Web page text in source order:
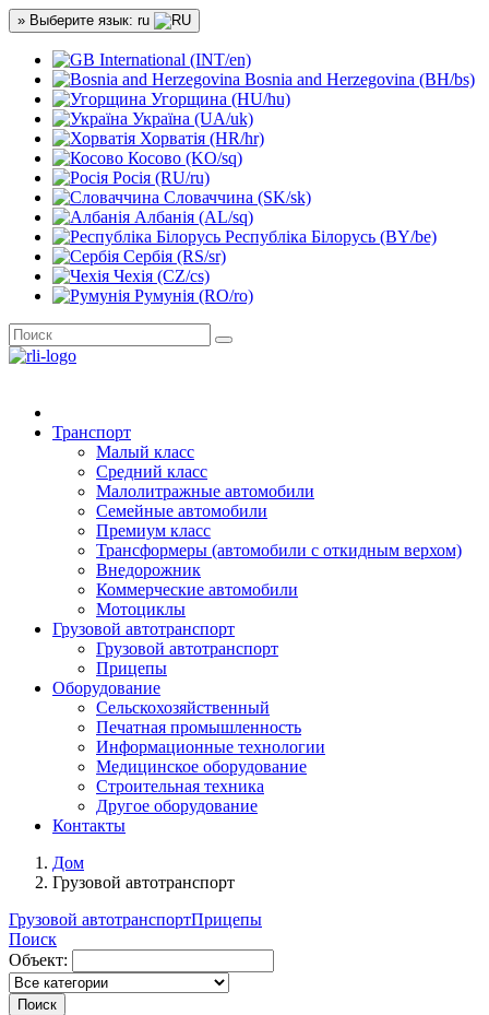
» Выберите язык: ru
International (INT/en)
Bosnia and Herzegovina (BH/bs)
Угорщина (HU/hu)
Україна (UA/uk)
Хорватія (HR/hr)
Косово (KO/sq)
Росія (RU/ru)
Словаччина (SK/sk)
Албанія (AL/sq)
Республіка Білорусь (BY/be)
Сербія (RS/sr)
Чехія (CZ/cs)
Румунія (RO/ro)
Транспорт
Малый класс
Средний класс
Малолитражные автомобили
Семейные автомобили
Премиум класс
Трансформеры (автомобили с откидным верхом)
Внедорожник
Коммерческие автомобили
Мотоциклы
Грузовой автотранспорт
Грузовой автотранспорт
Прицепы
Оборудование
Сельскохозяйственный
Печатная промышленность
Информационные технологии
Медицинское оборудование
Строительная техника
Другое оборудование
Контакты
Дом
Грузовой автотранспорт
Грузовой автотранспортПрицепы
Поиск
Объект:
Поиск